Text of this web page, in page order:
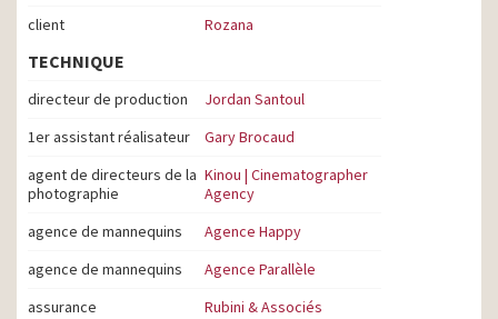
client Rozana
TECHNIQUE
directeur de production
Jordan Santoul
1er assistant réalisateur
Gary Brocaud
agent de directeurs de la
photographie
Kinou | Cinematographer
Agency
agence de mannequins
Agence Happy
agence de mannequins
Agence Parallèle
assurance
Rubini & Associés